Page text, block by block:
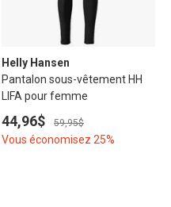
Helly Hansen
Pantalon sous-vêtement HH
LIFA pour femme
44,96$ 59,95$
Vous économisez 25%